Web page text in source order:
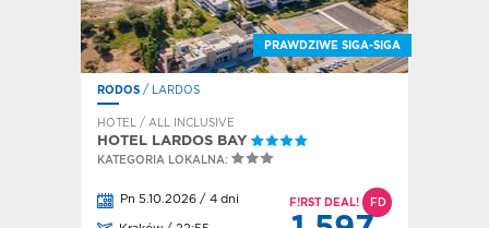
PRAWDZIWE SIGA-SIGA
RODOS / LARDOS
HOTEL / ALL INCLUSIVE
HOTEL LARDOS BAY
KATEGORIA LOKALNA:
Pn 5.10.2026 / 4 dni F!RST DEAL! FD